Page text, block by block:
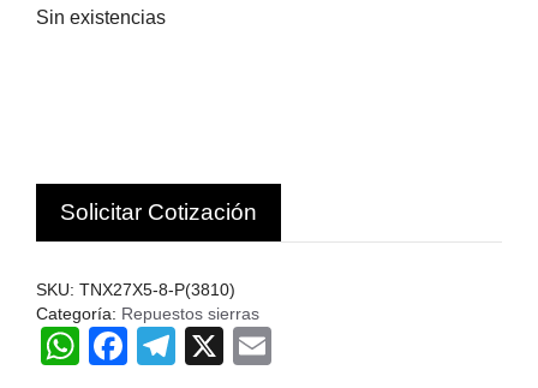
Sin existencias
Solicitar Cotización
SKU: TNX27X5-8-P(3810)
Categoría: Repuestos sierras
W
F
T
X